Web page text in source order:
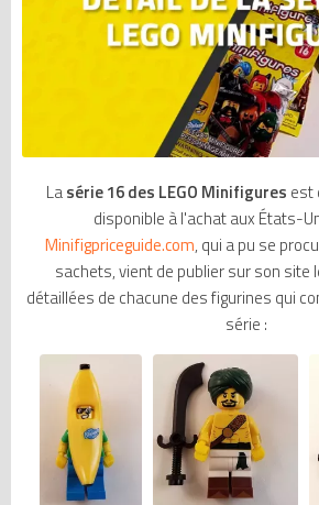
Lasérie 16 des LEGO Minifigures est
disponible à l'achat aux États-
Minifigpriceguide.com, qui a pu se
sachets, vient de publier sur son site
détaillées de chacune des figurines qui
série :